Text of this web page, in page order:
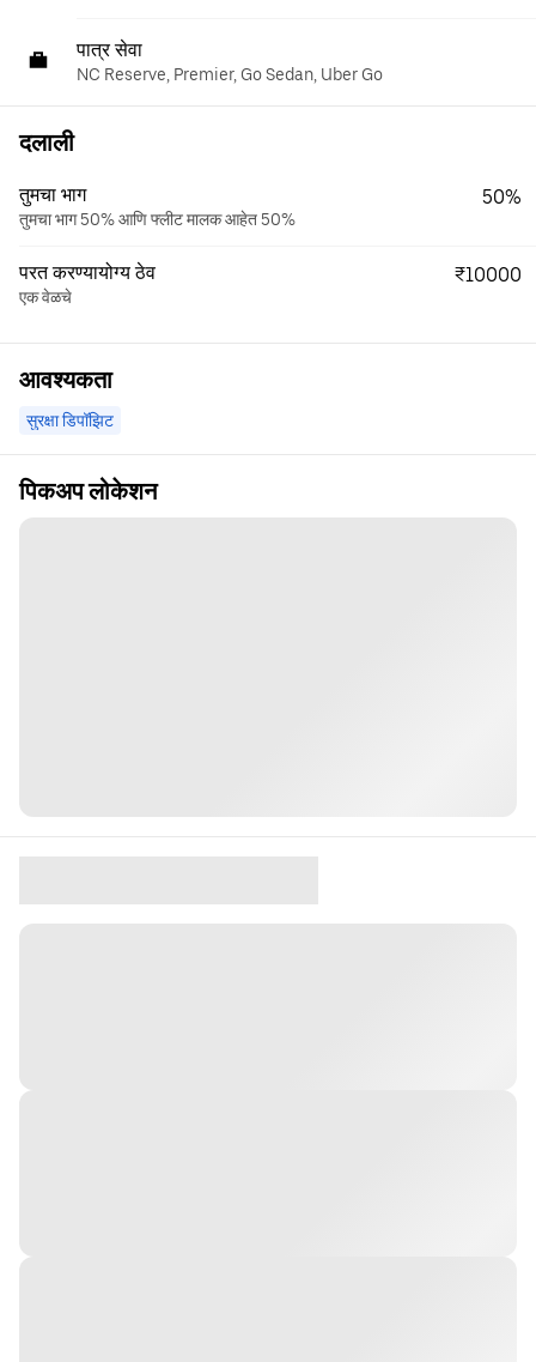
पात्र सेवा
NC Reserve, Premier, Go Sedan, Uber Go
दलाली
तुमचा भाग
तुमचा भाग 50% आणि फ्लीट मालक आहेत 50%
50%
परत करण्यायोग्य ठेव
एक वेळचे
₹10000
आवश्यकता
सुरक्षा डिपॉझिट
पिकअप लोकेशन